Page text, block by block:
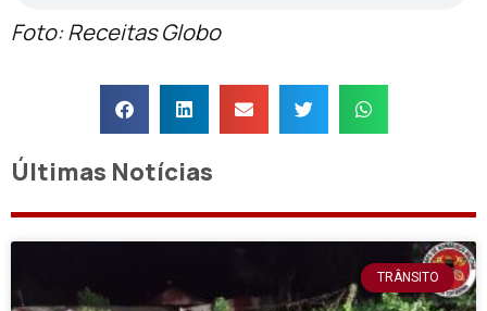
Foto: Receitas Globo
Últimas Notícias
TRÂNSITO